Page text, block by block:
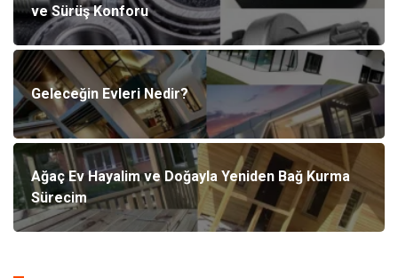
ve Sürüş Konforu
Geleceğin Evleri Nedir?
Ağaç Ev Hayalim ve Doğayla Yeniden Bağ Kurma
Sürecim